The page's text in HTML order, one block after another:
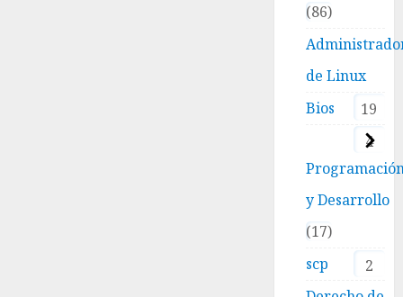
86
de Linux
19
Bios
4
y Desarrollo
17
scp
2